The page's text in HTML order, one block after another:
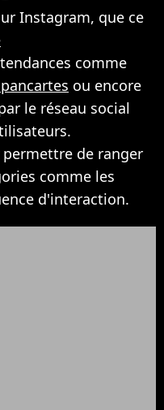
Instagram, que ce
comme
ou encore
le réseau social
de ranger
comme les
d'interaction.